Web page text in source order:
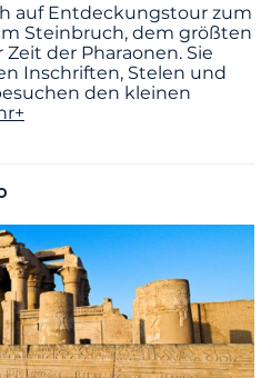
auf Entdeckungstour zum
Steinbruch, dem größten
der Pharaonen. Sie
Inschriften, Stelen und
den kleinen